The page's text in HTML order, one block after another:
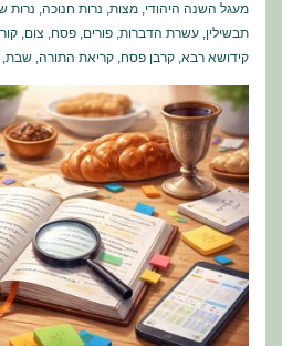
מעגל השנה היהודי, מצות, נרות חנוכה, נרות
תבשילין, עשרת הדברות, פורים, פסח, צום,
קידושא רבא, קרבן פסח, קריאת התורה, שבת,